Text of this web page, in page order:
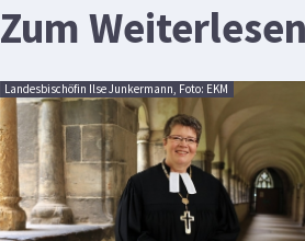
Zum Weiterlesen
Landesbischöfin Ilse Junkermann, Foto: EKM